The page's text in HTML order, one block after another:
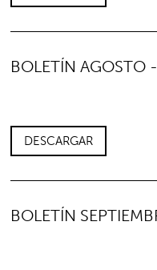
BOLETÍN AGOSTO
DESCARGAR
BOLETÍN